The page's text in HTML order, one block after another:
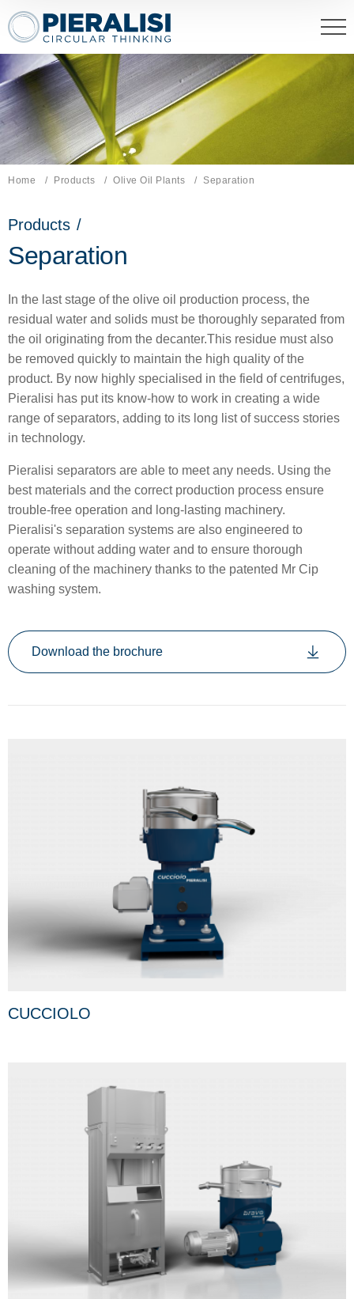
Pieralisi Maip Spa
Home Products Olive Oil Plants Current page:
Separation
Products /
Separation
In the last stage of the olive oil production process, the
residual water and solids must be thoroughly separated from
the oil originating from the decanter.This residue must also
be removed quickly to maintain the high quality of the
product. By now highly specialised in the field of centrifuges,
Pieralisi has put its know-how to work in creating a wide
range of separators, adding to its long list of success stories
in technology.
Pieralisi separators are able to meet any needs. Using the
best materials and the correct production process ensure
trouble-free operation and long-lasting machinery.
Pieralisi's separation systems are also engineered to
operate without adding water and to ensure thorough
cleaning of the machinery thanks to the patented Mr Cip
washing system.
Download the brochure
CUCCIOLO